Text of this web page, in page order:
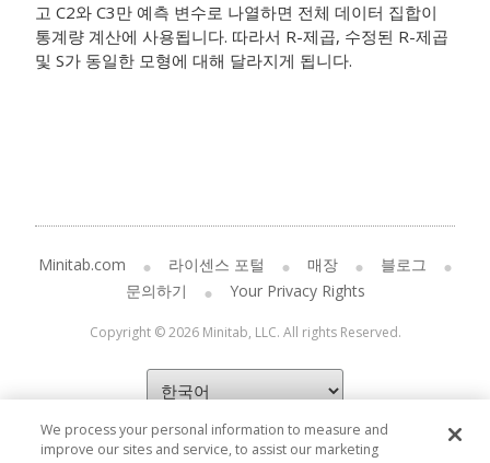
고 C2와 C3만 예측 변수로 나열하면 전체 데이터 집합이
통계량 계산에 사용됩니다. 따라서 R-제곱, 수정된 R-제곱
및 S가 동일한 모형에 대해 달라지게 됩니다.
Minitab.com 라이센스 포털 매장
블로그
문의하기
Your Privacy Rights
Copyright © 2026 Minitab, LLC. All rights Reserved.
We process your personal information to measure and
improve our sites and service, to assist our marketing